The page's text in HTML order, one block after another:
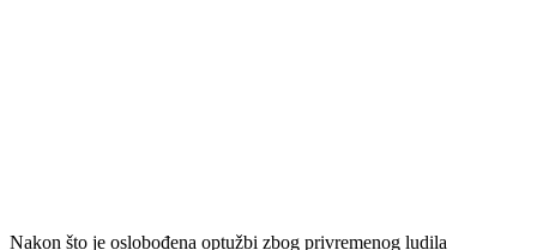
Nakon što je oslobođena optužbi zbog privremenog ludila